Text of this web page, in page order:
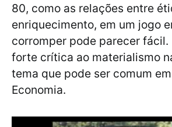
80, como as relações entre
enriquecimento, em um jogo
corromper pode parecer fácil.
forte crítica ao materialismo
tema que pode ser comum
Economia.